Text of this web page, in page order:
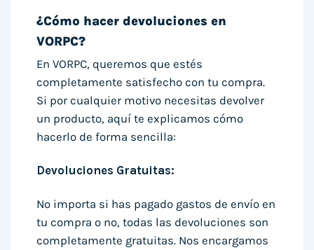
¿Cómo hacer devoluciones en
VORPC?
En VORPC, queremos que estés
completamente satisfecho con tu compra.
Si por cualquier motivo necesitas devolver
un producto, aquí te explicamos cómo
hacerlo de forma sencilla:
Devoluciones Gratuitas:
No importa si has pagado gastos de envío en
tu compra o no, todas las devoluciones son
completamente gratuitas. Nos encargamos